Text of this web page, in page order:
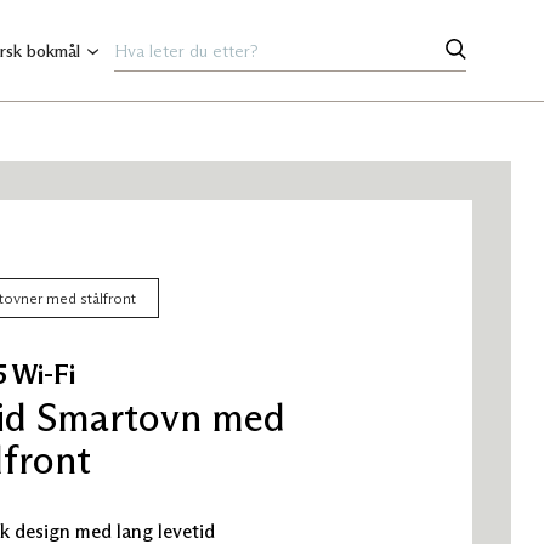
bokmål
2000
med stålfront
Wi-Fi
Smartovn med
design med lang levetid